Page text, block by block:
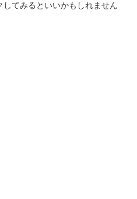
てみるといいかもしれません